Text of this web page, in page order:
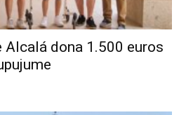
Alcalá dona 1.500 euros